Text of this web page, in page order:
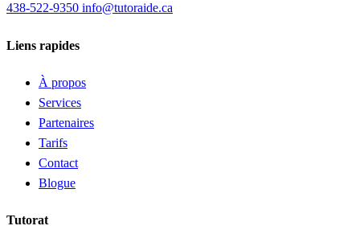
438-522-9350 info@tutoraide.ca
Liens rapides
À propos
Services
Partenaires
Tarifs
Contact
Blogue
Tutorat